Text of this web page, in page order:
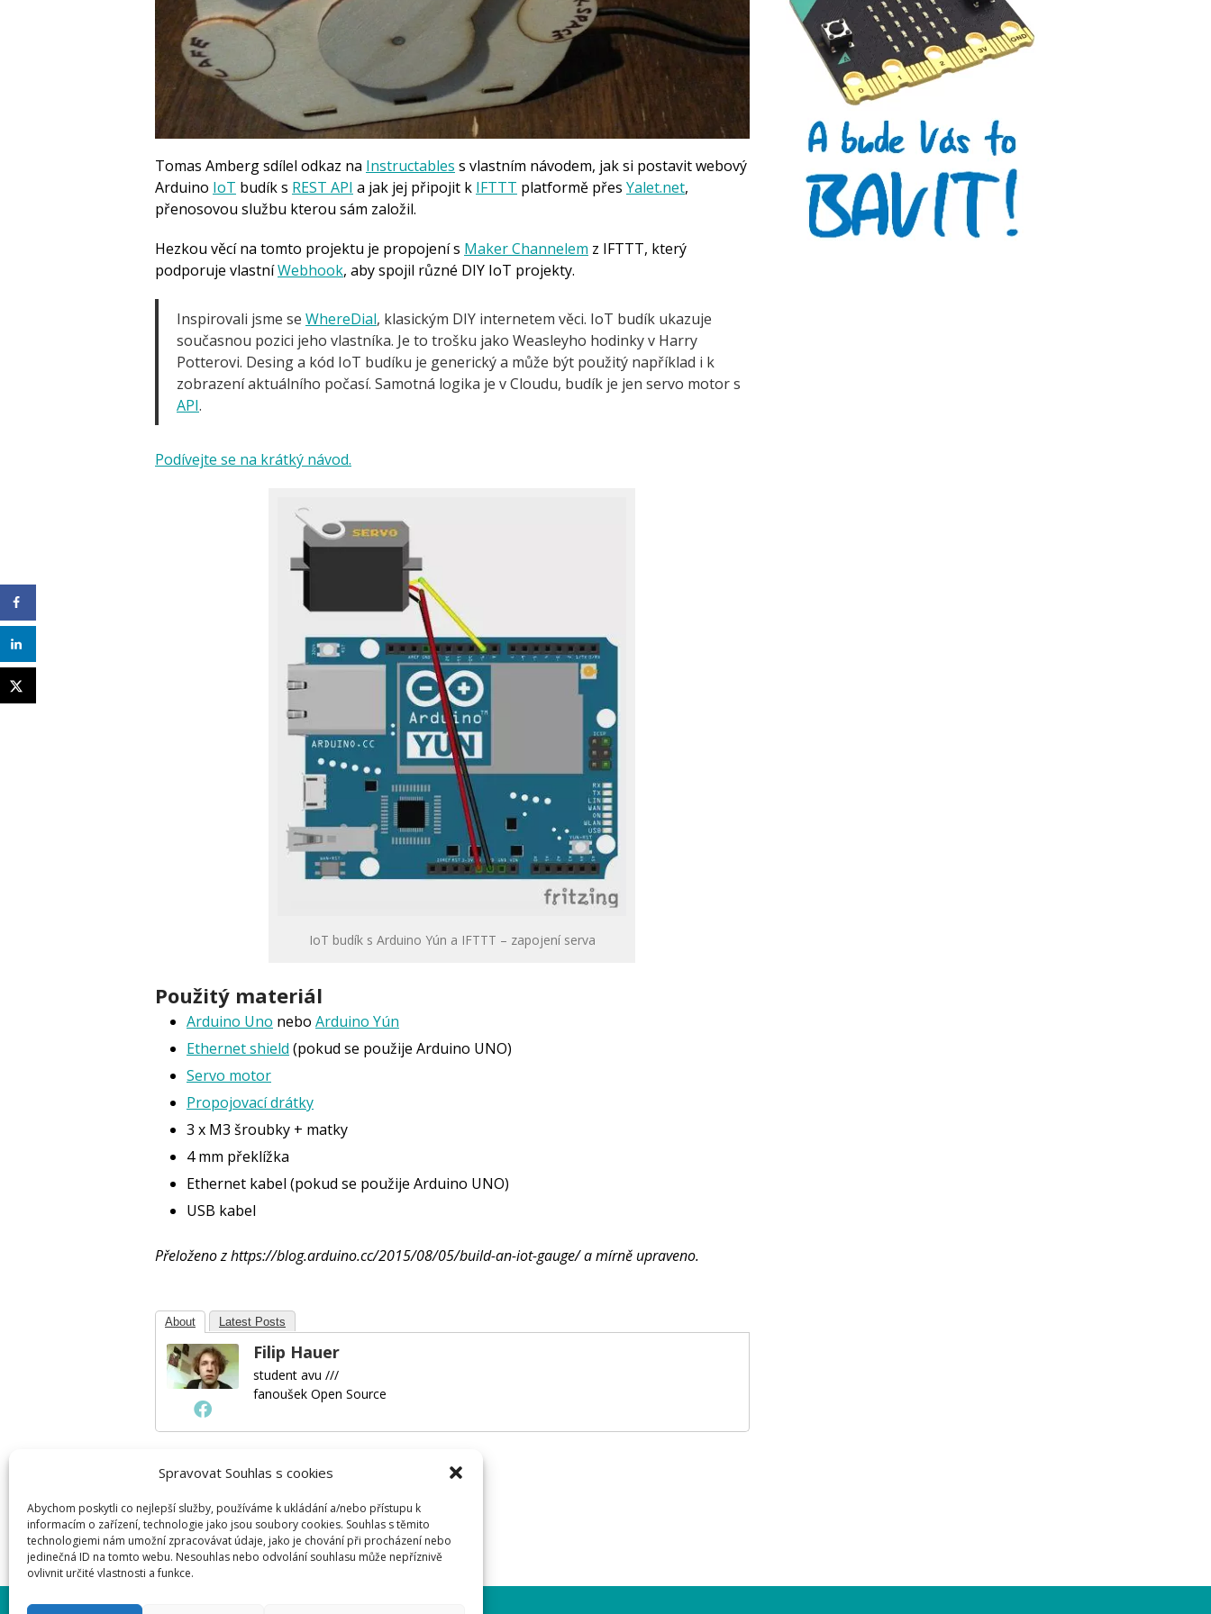
Spravovat Souhlas s cookies
Abychom poskytli co nejlepší služby, používáme k ukládání a/nebo přístupu k
informacím o zařízení, technologie jako jsou soubory cookies. Souhlas s těmito
technologiemi nám umožní zpracovávat údaje, jako je chování při procházení nebo
jedinečná ID na tomto webu. Nesouhlas nebo odvolání souhlasu může nepříznivě
ovlivnit určité vlastnosti a funkce.
Makeblock
Micro:bit
Tomas Amberg sdílel odkaz na Instructables s vlastním návodem, jak si postavit webový
Arduino IoT budík s REST API a jak jej připojit k IFTTT platformě přes Yalet.net,
přenosovou službu kterou sám založil.
Hezkou věcí na tomto projektu je propojení s Maker Channelem z IFTTT, který
podporuje vlastníWebhook, aby spojil různé DIY IoT projekty.
Inspirovali jsme se WhereDial, klasickým DIY internetem věci. IoT budík ukazuje
současnou pozici jeho vlastníka. Je to trošku jako Weasleyho hodinky v Harry
Potterovi. Desing a kód IoT budíku je generický a může být použitý například i k
zobrazení aktuálního počasí. Samotná logika je v Cloudu, budík je jen servo motor s
API.
Podívejte se na krátký návod.
IoT budík s Arduino Yún a IFTTT – zapojení serva
Použitý materiál
Arduino Uno nebo Arduino Yún
Ethernet shield (pokud se použije Arduino UNO)
Servo motor
Propojovací drátky
3 x M3 šroubky + matky
4 mm překlížka
Ethernet kabel (pokud se použije Arduino UNO)
USB kabel
Přeloženo z https://blog.arduino.cc/2015/08/05/build-an-iot-gauge/ a mírně upraveno.
About Latest Posts
Filip Hauer
student avu ///
fanoušek Open Source
Napsat komentář
Pro přidávání komentářů se musíte nejdříve přihlásit